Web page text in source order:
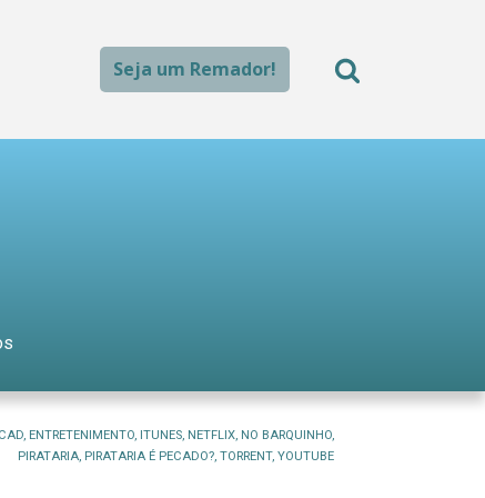
Seja um Remador!
, ENTRETENIMENTO, ITUNES, NETFLIX, NO BARQUINHO,
PIRATARIA, PIRATARIA É PECADO?, TORRENT, YOUTUBE